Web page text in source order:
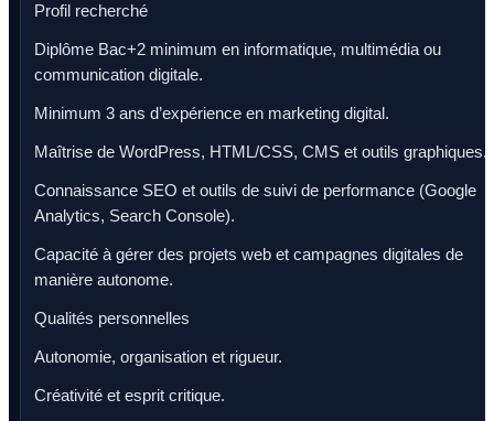
Profil recherché
Diplôme Bac+2 minimum en informatique, multimédia ou
communication digitale.
Minimum 3 ans d’expérience en marketing digital.
Maîtrise de WordPress, HTML/CSS, CMS et outils graphiques.
Connaissance SEO et outils de suivi de performance (Google
Analytics, Search Console).
Capacité à gérer des projets web et campagnes digitales de
manière autonome.
Qualités personnelles
Autonomie, organisation et rigueur.
Créativité et esprit critique.